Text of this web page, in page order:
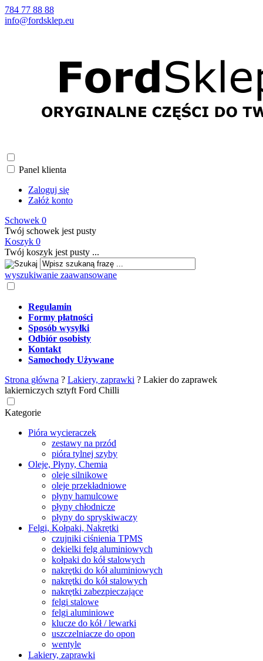
784 77 88 88
info@fordsklep.eu
Panel klienta
Zaloguj się
Załóż konto
Schowek 0
Twój schowek jest pusty
Koszyk 0
Twój koszyk jest pusty ...
wyszukiwanie zaawansowane
Regulamin
Formy płatności
Sposób wysyłki
Odbiór osobisty
Kontakt
Samochody Używane
Strona główna ? Lakiery, zaprawki ? Lakier do zaprawek
lakierniczych sztyft Ford Chilli
Kategorie
Pióra wycieraczek
zestawy na przód
pióra tylnej szyby
Oleje, Płyny, Chemia
oleje silnikowe
oleje przekładniowe
płyny hamulcowe
płyny chłodnicze
płyny do spryskiwaczy
Felgi, Kołpaki, Nakrętki
czujniki ciśnienia TPMS
dekielki felg aluminiowych
kołpaki do kół stalowych
nakrętki do kół aluminiowych
nakrętki do kół stalowych
nakrętki zabezpieczające
felgi stalowe
felgi aluminiowe
klucze do kół / lewarki
uszczelniacze do opon
wentyle
Lakiery, zaprawki